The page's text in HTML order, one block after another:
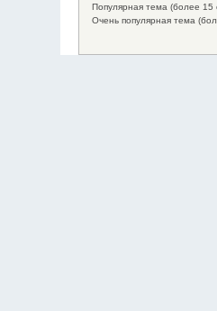
Популярная тема (более 15
Очень популярная тема